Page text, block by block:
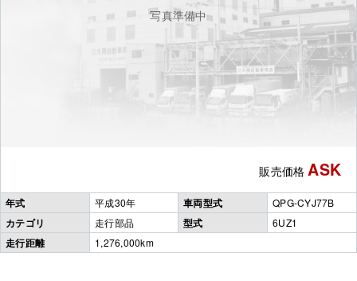
写真準備中
販売価格 ASK
年式 平成30年 車両型式 QPG-CYJ77B
カテゴリ 走行部品 型式 6UZ1
走行距離 1,276,000km